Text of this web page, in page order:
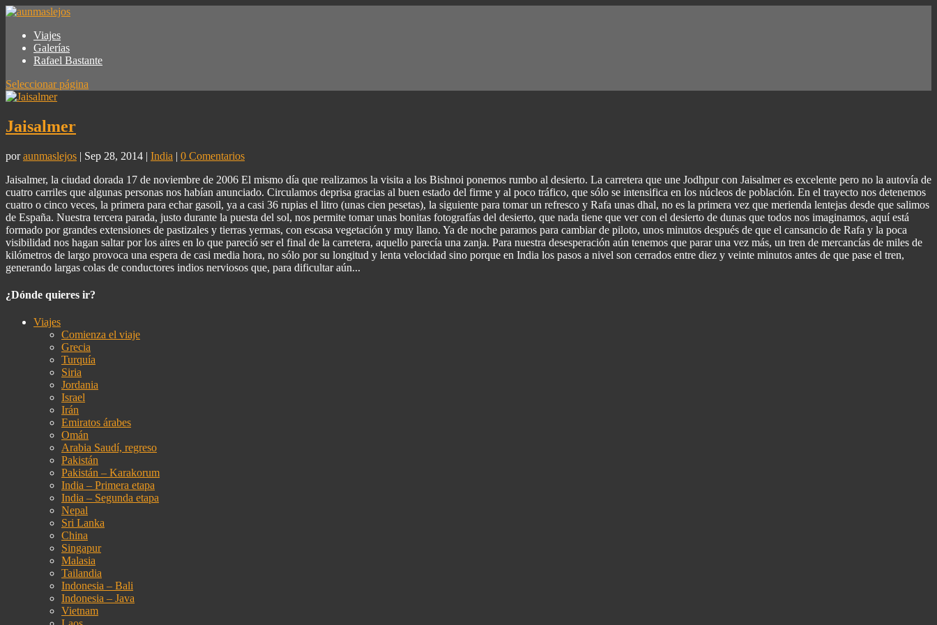
Viajes
Galerías
Rafael Bastante
Seleccionar página
Jaisalmer
poraunmaslejos | Sep 28, 2014 | India | 0 Comentarios
Jaisalmer, la ciudad dorada 17 de noviembre de 2006 El mismo día que realizamos la visita a los Bishnoi ponemos rumbo al desierto. La carretera que une Jodhpur con Jaisalmer es excelente pero no la autovía de
cuatro carriles que algunas personas nos habían anunciado. Circulamos deprisa gracias al buen estado del firme y al poco tráfico, que sólo se intensifica en los núcleos de población. En el trayecto nos detenemos
cuatro o cinco veces, la primera para echar gasoil, ya a casi 36 rupias el litro (unas cien pesetas), la siguiente para tomar un refresco y Rafa unas dhal, no es la primera vez que merienda lentejas desde que salimos
de España. Nuestra tercera parada, justo durante la puesta del sol, nos permite tomar unas bonitas fotografías del desierto, que nada tiene que ver con el desierto de dunas que todos nos imaginamos, aquí está
formado por grandes extensiones de pastizales y tierras yermas, con escasa vegetación y muy llano. Ya de noche paramos para cambiar de piloto, unos minutos después de que el cansancio de Rafa y la poca
visibilidad nos hagan saltar por los aires en lo que pareció ser el final de la carretera, aquello parecía una zanja. Para nuestra desesperación aún tenemos que parar una vez más, un tren de mercancías de miles de
kilómetros de largo provoca una espera de casi media hora, no sólo por su longitud y lenta velocidad sino porque en India los pasos a nivel son cerrados entre diez y veinte minutos antes de que pase el tren,
generando largas colas de conductores indios nerviosos que, para dificultar aún...
¿Dónde quieres ir?
Viajes
Comienza el viaje
Grecia
Turquía
Siria
Jordania
Israel
Irán
Emiratos árabes
Omán
Arabia Saudí, regreso
Pakistán
Pakistán – Karakorum
India – Primera etapa
India – Segunda etapa
Nepal
Sri Lanka
China
Singapur
Malasia
Tailandia
Indonesia – Bali
Indonesia – Java
Vietnam